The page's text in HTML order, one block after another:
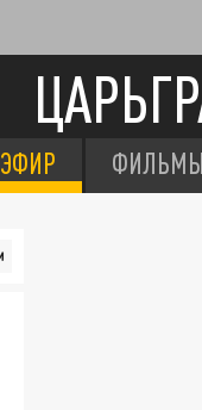
ЭФИР ФИЛЬМЫ